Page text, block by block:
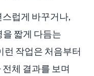
럽게 바꾸거나,
을 짧게 다듬는
런 작업은 처음부터
체 결과를 보며